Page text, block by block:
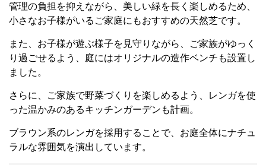
管理の負担を抑えながら、美しい緑を長く楽しめるため、
小さなお子様がいるご家庭にもおすすめの天然芝です。
また、お子様が遊ぶ様子を見守りながら、ご家族がゆっく
り過ごせるよう、庭にはオリジナルの造作ベンチも設置し
ました。
さらに、ご家族で野菜づくりを楽しめるよう、レンガを使
った温かみのあるキッチンガーデンも計画。
ブラウン系のレンガを採用することで、お庭全体にナチュ
ラルな雰囲気を演出しています。